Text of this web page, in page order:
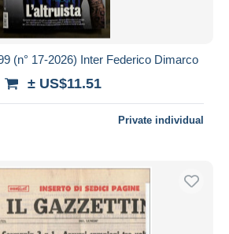
(n° 17-2026) Inter Federico Dimarco
± US$11.51
Private individual